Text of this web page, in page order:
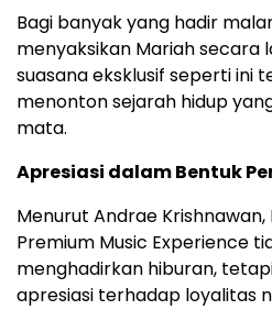
Bagi banyak yang hadir
menyaksikan Mariah secara
suasana eksklusif seperti ini
menonton sejarah hidup
mata.
Apresiasi dalam Bentuk
Menurut Andrae Krishnawan,
Premium Music Experience
menghadirkan hiburan,
apresiasi terhadap loyalitas